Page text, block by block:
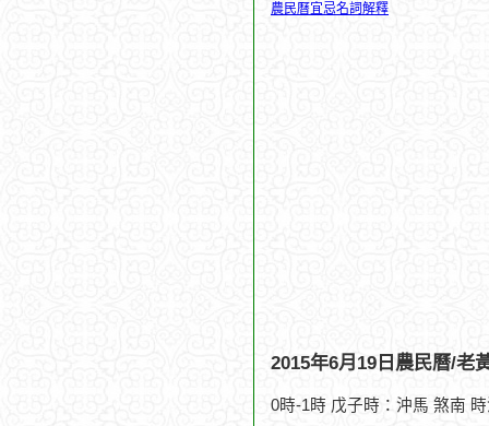
農民曆宜忌名詞解釋
2015年6月19日農民曆/老
0時-1時 戊子時：沖馬 煞南